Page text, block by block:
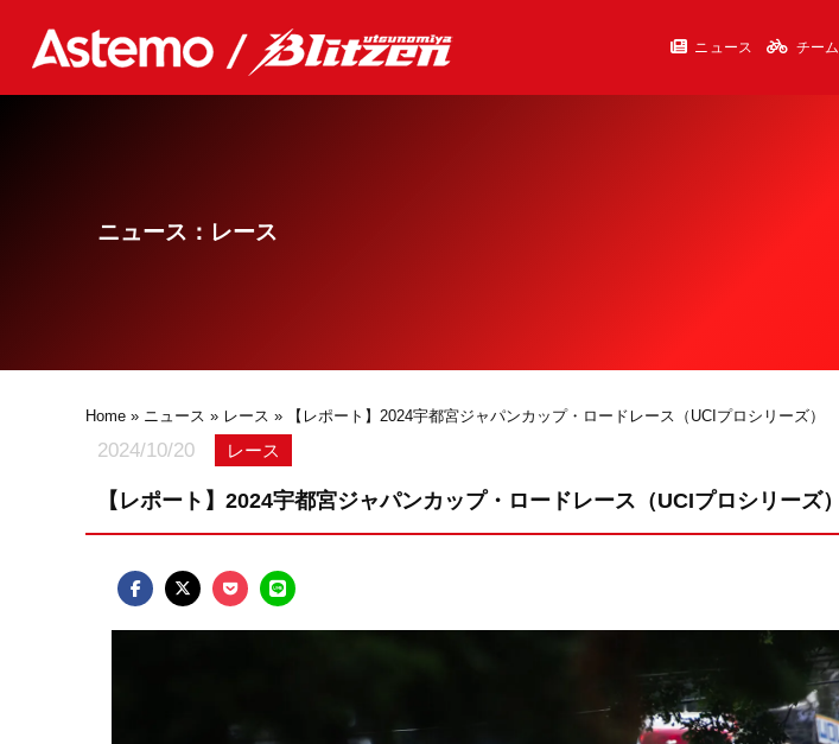
ニュース チーム
ニュース：レース
Home » ニュース » レース » 【レポート】2024宇都宮ジャパンカップ・ロードレース（UCIプロシリーズ）
2024/10/20 レース
【レポート】2024宇都宮ジャパンカップ・ロードレース（UCIプロシリーズ）